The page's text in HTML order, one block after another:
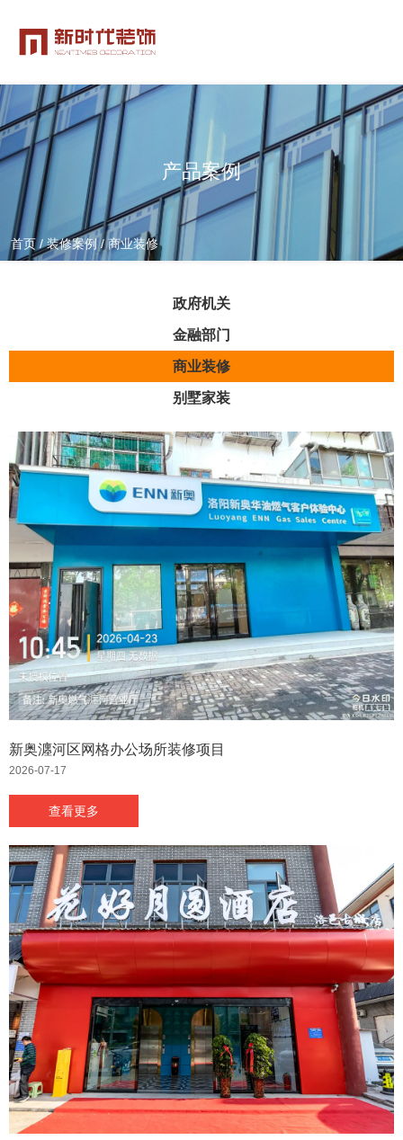
产品案例
首页/装修案例 /商业装修
政府机关
金融部门
商业装修
别墅家装
新奥瀍河区网格办公场所装修项目
2026-07-17
查看更多